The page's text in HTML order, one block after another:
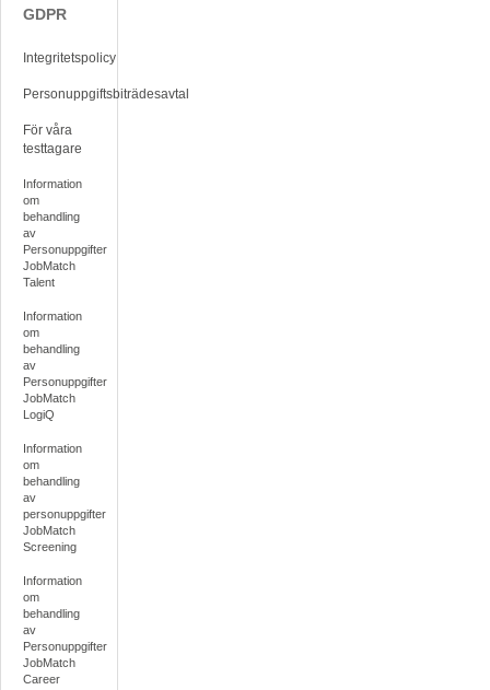
GDPR
Integritetspolicy
Personuppgiftsbiträdesavtal
För våra
testtagare
Information
om
behandling
av
Personuppgifter
JobMatch
Talent
Information
om
behandling
av
Personuppgifter
JobMatch
LogiQ
Information
om
behandling
av
personuppgifter
JobMatch
Screening
Information
om
behandling
av
Personuppgifter
JobMatch
Career